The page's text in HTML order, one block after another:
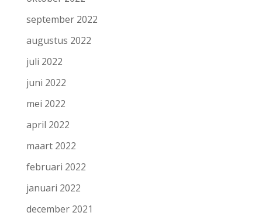
september 2022
augustus 2022
juli 2022
juni 2022
mei 2022
april 2022
maart 2022
februari 2022
januari 2022
december 2021